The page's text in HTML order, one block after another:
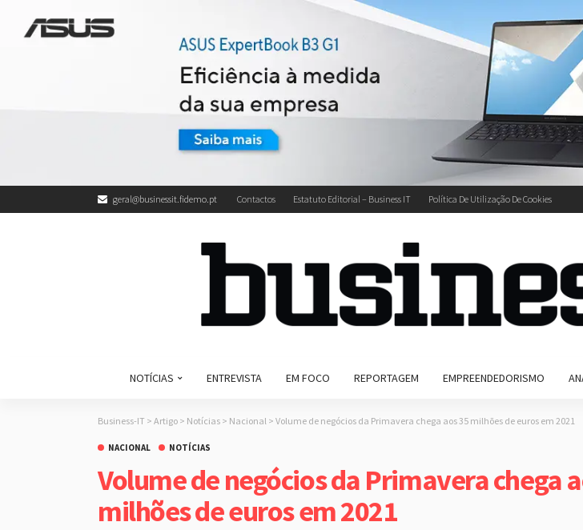
geral@businessit.fidemo.pt Contactos Estatuto Editorial – Business IT Política De Utilização De Cookies
NOTÍCIAS ENTREVISTA EM FOCO REPORTAGEM EMPREENDEDORISMO
Business-IT > Artigo > Notícias > Nacional > Volume de negócios da Primavera chega aos 35 milhões de euros em 2021
NACIONAL NOTÍCIAS
Volume de negócios da Primavera chega
milhões de euros em 2021